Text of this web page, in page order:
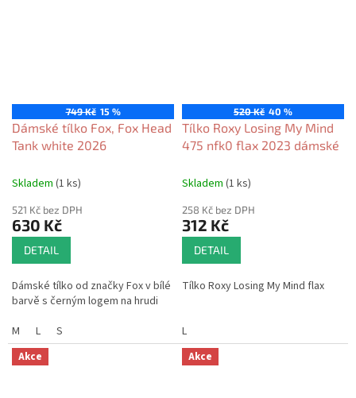
749 Kč 15 %
Dámské tílko Fox, Fox Head
Tank white 2026
Skladem (1 ks)
521 Kč bez DPH
630 Kč
DETAIL
Dámské tílko od značky Fox v bílé
barvě s černým logem na hrudi
M
L S
520 Kč 40 %
Tílko Roxy Losing My Mind
475 nfk0 flax 2023 dámské
Skladem (1 ks)
258 Kč bez DPH
312 Kč
DETAIL
Tílko Roxy Losing My Mind flax
L
Akce Akce